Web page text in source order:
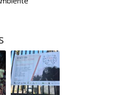
Passatempo
Voltar
Terra